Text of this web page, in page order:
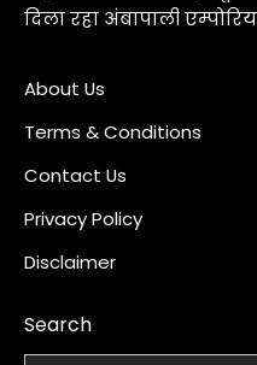
दिला रहा अंबापाली
About Us
Terms & Conditions
Contact Us
Privacy Policy
Disclaimer
Search